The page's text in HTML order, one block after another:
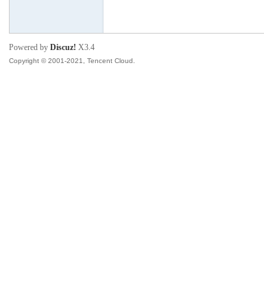
Powered byDiscuz! X3.4
Copyright © 2001-2021, Tencent Cloud.